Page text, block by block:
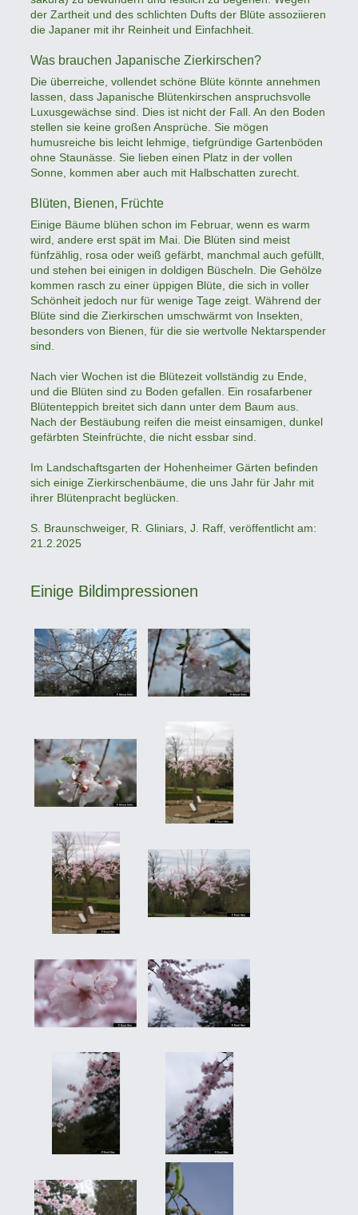
der Zartheit und des schlichten Dufts der Blüte assoziieren
die Japaner mit ihr Reinheit und Einfachheit.
Was brauchen Japanische Zierkirschen?
Die überreiche, vollendet schöne Blüte könnte annehmen
lassen, dass Japanische Blütenkirschen anspruchsvolle
Luxusgewächse sind. Dies ist nicht der Fall. An den Boden
stellen sie keine großen Ansprüche. Sie mögen
humusreiche bis leicht lehmige, tiefgründige Gartenböden
ohne Staunässe. Sie lieben einen Platz in der vollen
Sonne, kommen aber auch mit Halbschatten zurecht.
Blüten, Bienen, Früchte
Einige Bäume blühen schon im Februar, wenn es warm
wird, andere erst spät im Mai. Die Blüten sind meist
fünfzählig, rosa oder weiß gefärbt, manchmal auch gefüllt,
und stehen bei einigen in doldigen Büscheln. Die Gehölze
kommen rasch zu einer üppigen Blüte, die sich in voller
Schönheit jedoch nur für wenige Tage zeigt. Während der
Blüte sind die Zierkirschen umschwärmt von Insekten,
besonders von Bienen, für die sie wertvolle Nektarspender
sind.
Nach vier Wochen ist die Blütezeit vollständig zu Ende,
und die Blüten sind zu Boden gefallen. Ein rosafarbener
Blütenteppich breitet sich dann unter dem Baum aus.
Nach der Bestäubung reifen die meist einsamigen, dunkel
gefärbten Steinfrüchte, die nicht essbar sind.
Im Landschaftsgarten der Hohenheimer Gärten befinden
sich einige Zierkirschenbäume, die uns Jahr für Jahr mit
ihrer Blütenpracht beglücken.
S. Braunschweiger, R. Gliniars, J. Raff, veröffentlicht am:
21.2.2025
Einige Bildimpressionen